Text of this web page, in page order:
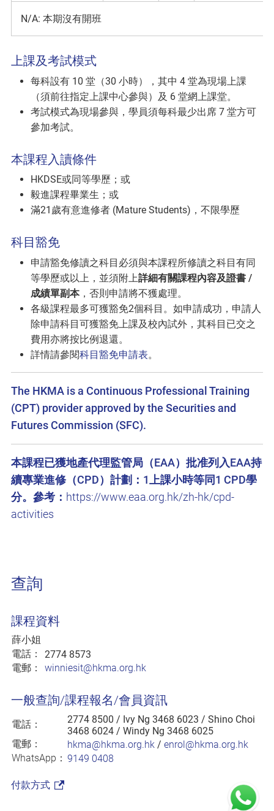
N/A: 本期沒有開班
上課及考試模式
每科設有 10 堂（30 小時），其中 4 堂為現場上課
（須前往指定上課中心參與）及 6 堂網上課堂。
考試模式為現場參與，學員須每科最少出席 7 堂方可
參加考試。
本課程入讀條件
HKDSE或同等學歷；或
毅進課程畢業生；或
滿21歲有意進修者 (Mature Students)，不限學歷
科目豁免
申請豁免修讀之科目必須與本課程所修讀之科目有同
等學歷或以上，並須附上詳細有關課程內容及證書 /
成績單副本，否則申請將不獲處理。
各級課程最多可獲豁免2個科目。如申請成功，申請人
除申請科目可獲豁免上課及校內試外，其科目已交之
費用亦將按比例退還。
詳情請參閱科目豁免申請表。
The HKMA is a Continuous Professional Training
(CPT) provider approved by the Securities and
Futures Commission (SFC).
本課程已獲地產代理監管局（EAA）批准列入EAA持
續專業進修（CPD）計劃：1上課小時等同1 CPD學
分。參考： https://www.eaa.org.hk/zh-hk/cpd-
activities
查詢
課程資料
薛小姐
電話：
2774 8573
電郵：
winniesit@hkma.org.hk
一般查詢/課程報名/會員資訊
電話： 2774 8500 / Ivy Ng 3468 6023 / Shino Choi
3468 6024 / Windy Ng 3468 6025
電郵：
hkma@hkma.org.hk / enrol@hkma.org.hk
WhatsApp： 9149 0408
付款方式